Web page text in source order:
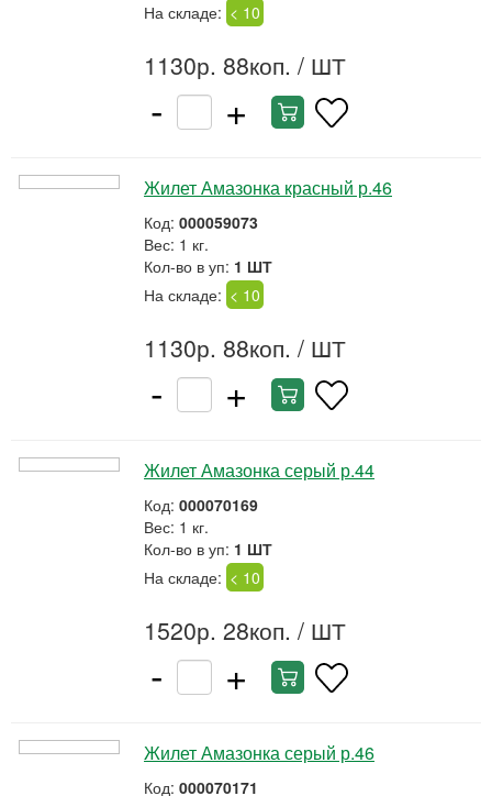
На складе: < 10
1130р. 88коп. / ШТ
- +
Жилет Амазонка красный р.46
Код: 000059073
Вес: 1 кг.
Кол-во в уп: 1 ШТ
На складе: < 10
1130р. 88коп. / ШТ
- +
Жилет Амазонка серый р.44
Код: 000070169
Вес: 1 кг.
Кол-во в уп: 1 ШТ
На складе: < 10
1520р. 28коп. / ШТ
- +
Жилет Амазонка серый р.46
Код: 000070171